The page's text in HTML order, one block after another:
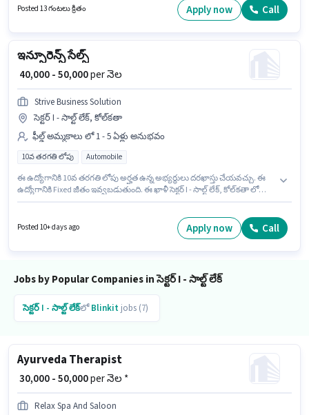
ఇవ్వబడుతుంది. ఈ ఉద్యోగం సెక్టర్ I - సాల్ట్ లేక్, కోల్‌కతా లో ఉంది. ఈ ఉద్యోగానికి
10వ తరగతి లోపు అర్హత ఉన్న అభ్యర్థులు దరఖాస్తు చేయవచ్చు.
Posted 13 గంటలు క్రితం Apply now Call
ఇన్సూరెన్స్ సేల్స్
₹ 40,000 - 50,000per నెల
Strive Business Solution
సెక్టర్ I - సాల్ట్ లేక్, కోల్‌కతా
ఫీల్డ్ అమ్మకాలు లో 1 - 5 ఏళ్లు అనుభవం
10వ తరగతి లోపు Automobile
ఈ ఉద్యోగానికి 10వ తరగతి లోపు అర్హత ఉన్న అభ్యర్థులు దరఖాస్తు చేయవచ్చు. ఈ
ఉద్యోగానికి Fixed జీతం ఇవ్వబడుతుంది. ఈ ఖాళీ సెక్టర్ I - సాల్ట్ లేక్, కోల్‌కతా లో
₹50000 ఉంటుంది.
Posted 10+ days ago Apply now Call
Jobs by Popular Companies in సెక్టర్ I - సాల్ట్ లేక్
సెక్టర్ I - సాల్ట్ లేక్లోBlinkit jobs (7)
Ayurveda Therapist
₹ 30,000 - 50,000per నెల *
Relax Spa And Saloon